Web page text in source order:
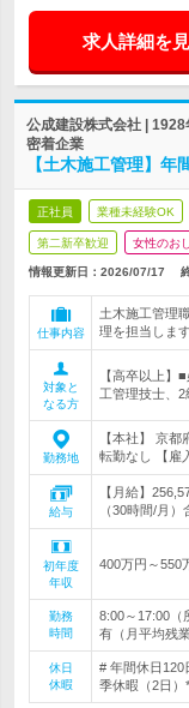
求人詳細を
公成建設株式会社 |
密着企業
【土木施工管理】
正社員 業種未経験OK
第二新卒歓迎 女性のお
情報更新日：2026/07/17
仕事内容
土木施工管理
理を担当します
対象と
なる方
【高卒以上】
工管理技士、
勤務地
【本社】 京
転勤なし 【雇
給与
【月給】
（30時間/月
初年度
年収
400万円～550
勤務
時間
8:00～17:00（
有（月平均残
休日
休暇
# 年間休日120
季休暇（2日）